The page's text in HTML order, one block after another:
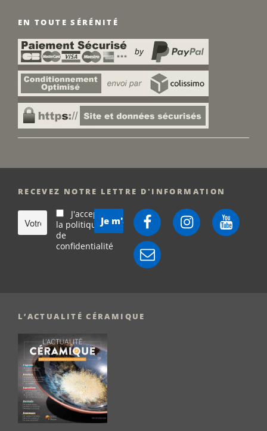
EN TOUTE SÉRÉNITÉ
RECEVEZ NOTRE LETTRE D'INFORMATION
J'accepte
la politique
de
confidentialité
FacebookInstagramYouTube
E-
mail
L’ACTUALITÉ CÉRAMIQUE